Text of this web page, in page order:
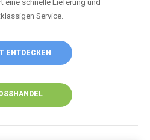
eine schnelle Lieferung und
Service.
ENTDECKEN